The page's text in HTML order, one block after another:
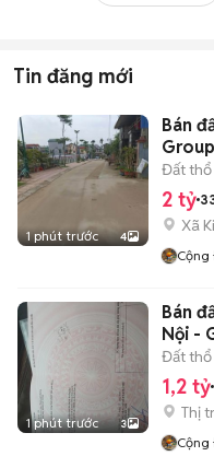
Tin đăng mới
1 phút trước 4
Bán
Group
Đất thổ
2 tỷ
Xã
Cộng
1 phút trước 3
Bán
Nội -
Đất thổ
1,2 tỷ
Thị
Cộng